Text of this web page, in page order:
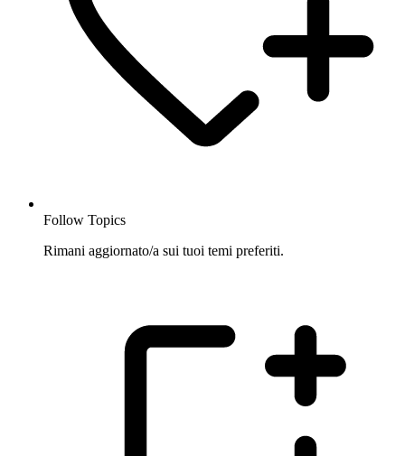
Follow Topics
Rimani aggiornato/a sui tuoi temi preferiti.